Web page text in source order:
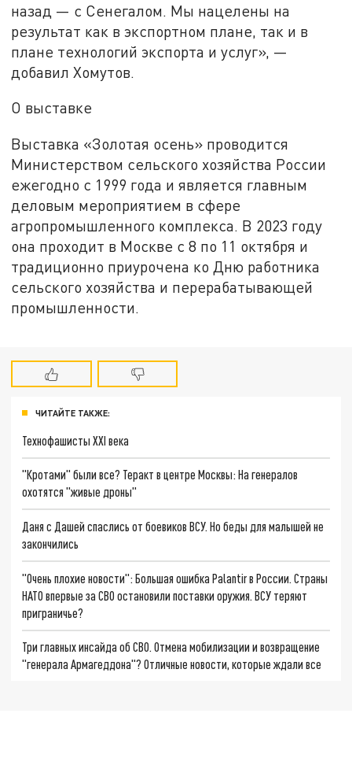
назад — с Сенегалом. Мы нацелены на
результат как в экспортном плане, так и в
плане технологий экспорта и услуг», —
добавил Хомутов.
О выставке
Выставка «Золотая осень» проводится
Министерством сельского хозяйства России
ежегодно с 1999 года и является главным
деловым мероприятием в сфере
агропромышленного комплекса. В 2023 году
она проходит в Москве с 8 по 11 октября и
традиционно приурочена ко Дню работника
сельского хозяйства и перерабатывающей
промышленности.
ЧИТАЙТЕ ТАКЖЕ:
Технофашисты XXI века
"Кротами" были все? Теракт в центре Москвы: На генералов
охотятся "живые дроны"
Даня с Дашей спаслись от боевиков ВСУ. Но беды для малышей не
закончились
"Очень плохие новости": Большая ошибка Palantir в России. Страны
НАТО впервые за СВО остановили поставки оружия. ВСУ теряют
приграничье?
Три главных инсайда об СВО. Отмена мобилизации и возвращение
"генерала Армагеддона"? Отличные новости, которые ждали все